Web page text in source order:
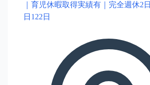
｜育児休暇取得実績有｜完全週休2
日122日